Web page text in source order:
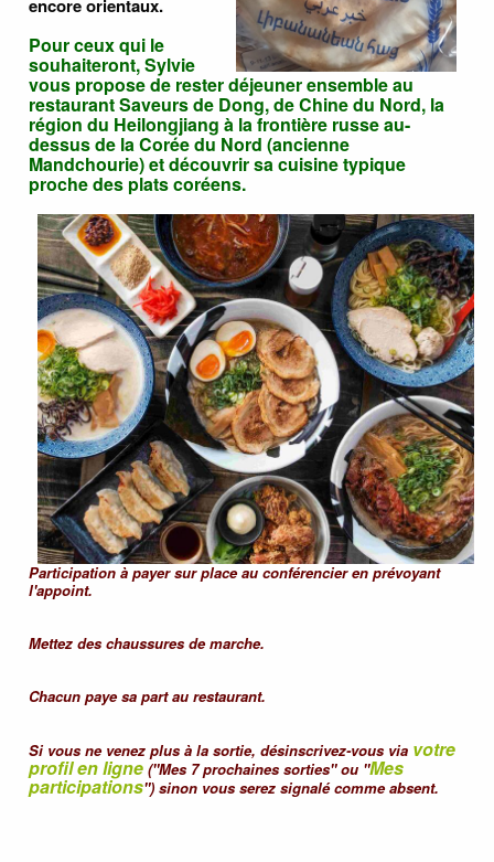
encore orientaux.
Pour ceux qui le
souhaiteront, Sylvie
vous propose de rester déjeuner ensemble au
restaurant Saveurs de Dong, de Chine du Nord, la
région du Heilongjiang à la frontière russe au-
dessus de la Corée du Nord (ancienne
Mandchourie) et découvrir sa cuisine typique
proche des plats coréens.
Participation à payer sur place au conférencier en prévoyant
l'appoint.
Mettez des chaussures de marche.
Chacun paye sa part au restaurant.
Si vous ne venez plus à la sortie, désinscrivez-vous via votre
profil en ligne ("Mes 7 prochaines sorties" ou "Mes
participations") sinon vous serez signalé comme absent.